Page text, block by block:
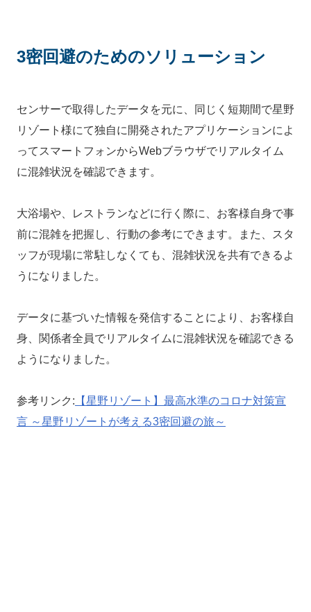
3密回避のためのソリューション
センサーで取得したデータを元に、同じく短期間で星野
リゾート様にて独自に開発されたアプリケーションによ
ってスマートフォンからWebブラウザでリアルタイム
に混雑状況を確認できます。
大浴場や、レストランなどに行く際に、お客様自身で事
前に混雑を把握し、行動の参考にできます。また、スタ
ッフが現場に常駐しなくても、混雑状況を共有できるよ
うになりました。
データに基づいた情報を発信することにより、お客様自
身、関係者全員でリアルタイムに混雑状況を確認できる
ようになりました。
参考リンク: 【星野リゾート】最高水準のコロナ対策宣
言 ～星野リゾートが考える3密回避の旅～